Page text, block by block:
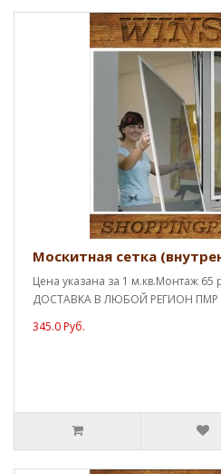
Москитная сетка
Цена указана за 1 м.кв.Монтаж
ДОСТАВКА В ЛЮБОЙ РЕГИОН ПМР
345.0 Руб.